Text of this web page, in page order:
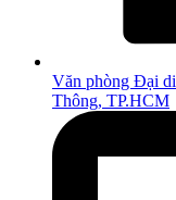
Văn phòng Đại
Thông, TP.HCM